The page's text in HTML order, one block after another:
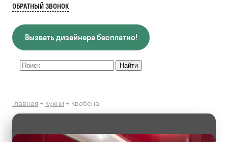
ОБРАТНЫЙ ЗВОНОК
Вызвать дизайнера бесплатно!
Главная→ Кухни → Квабена